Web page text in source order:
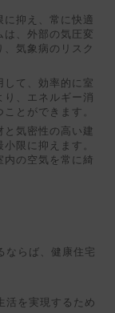
に抑え、常に快適
は、外部の気圧変
気象病のリスク
して、効率的に室
り、エネルギー消
とができます。
と気密性の高い建
限に抑えます。
内の空気を常に綺
ならば、健康住宅
活を実現するため